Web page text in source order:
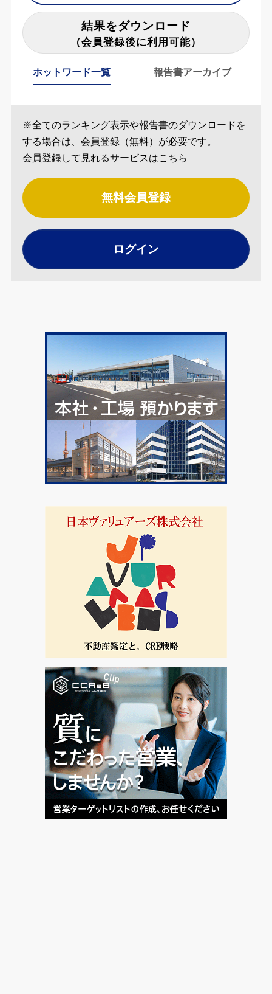
結果をダウンロード
（会員登録後に利用可能）
ホットワード一覧 報告書アーカイブ
※全てのランキング表示や報告書のダウンロードを
する場合は、会員登録（無料）が必要です。
会員登録して見れるサービスはこちら
無料会員登録
ログイン